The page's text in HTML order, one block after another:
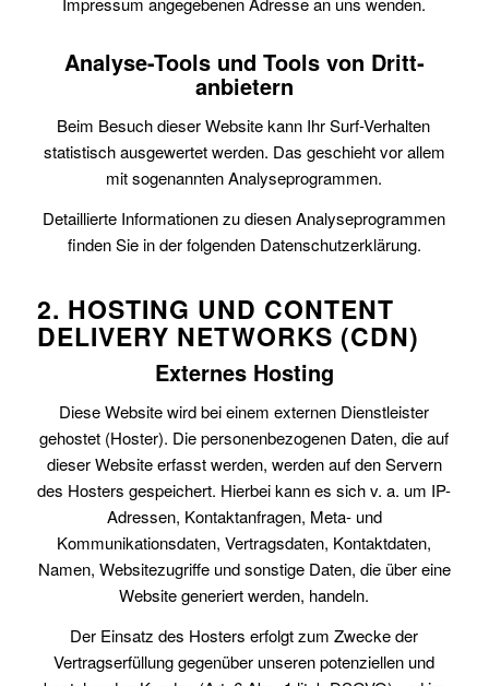
Analyse-Tools und Tools von Dritt­
anbietern
Beim Besuch dieser Website kann Ihr Surf-Verhalten
statistisch ausgewertet werden. Das geschieht vor allem
mit sogenannten Analyseprogrammen.
Detaillierte Informationen zu diesen Analyseprogrammen
finden Sie in der folgenden Datenschutzerklärung.
2. HOSTING UND CONTENT
DELIVERY NETWORKS (CDN)
Externes Hosting
Diese Website wird bei einem externen Dienstleister
gehostet (Hoster). Die personenbezogenen Daten, die auf
dieser Website erfasst werden, werden auf den Servern
des Hosters gespeichert. Hierbei kann es sich v. a. um IP-
Adressen, Kontaktanfragen, Meta- und
Kommunikationsdaten, Vertragsdaten, Kontaktdaten,
Namen, Websitezugriffe und sonstige Daten, die über eine
Website generiert werden, handeln.
Der Einsatz des Hosters erfolgt zum Zwecke der
Vertragserfüllung gegenüber unseren potenziellen und